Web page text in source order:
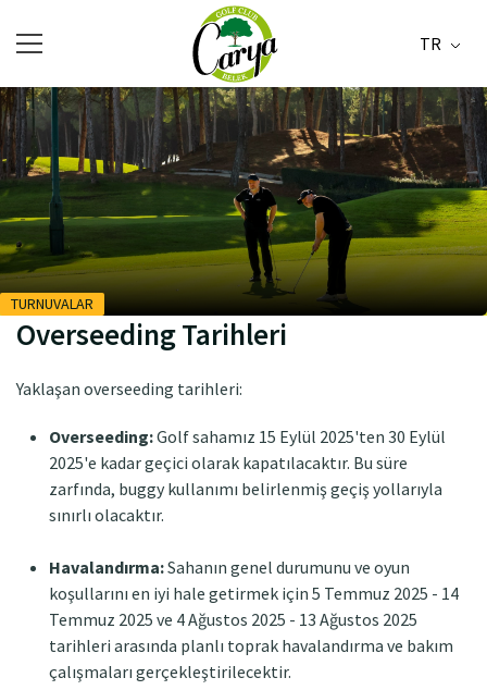
TR
TURNUVALAR
Overseeding Tarihleri
Yaklaşan overseeding tarihleri:
Overseeding:Golf sahamız 15 Eylül 2025'ten 30 Eylül
2025'e kadar geçici olarak kapatılacaktır. Bu süre
zarfında, buggy kullanımı belirlenmiş geçiş yollarıyla
sınırlı olacaktır.
Havalandırma:Sahanın genel durumunu ve oyun
koşullarını en iyi hale getirmek için 5 Temmuz 2025 - 14
Temmuz 2025 ve 4 Ağustos 2025 - 13 Ağustos 2025
tarihleri arasında planlı toprak havalandırma ve bakım
çalışmaları gerçekleştirilecektir.